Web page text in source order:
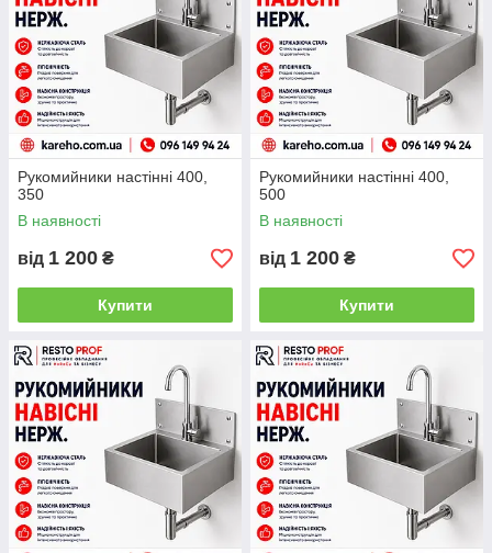
Рукомийники настінні 400,
350
В наявності
від 1 200 ₴
Купити
Рукомийники настінні 400,
500
В наявності
від 1 200 ₴
Купити